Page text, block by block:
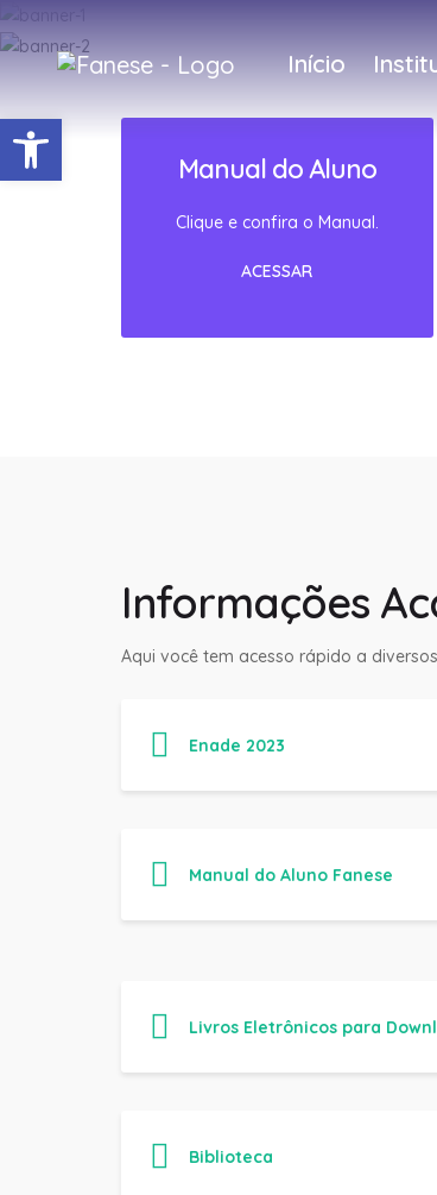
Início
Manual do Aluno
Clique e confira o Manual.
ACESSAR
Informações
Aqui você tem acesso rápido a
Enade 2023
Manual do Aluno Fanese
Livros Eletrônicos para
Biblioteca
Barra de Ferramentas